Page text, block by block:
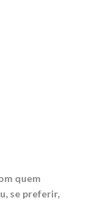
quem
se preferir,